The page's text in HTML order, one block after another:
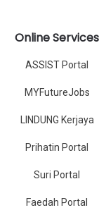
Online Services
ASSIST Portal
MYFutureJobs
LINDUNG Kerjaya
Prihatin Portal
Suri Portal
Faedah Portal